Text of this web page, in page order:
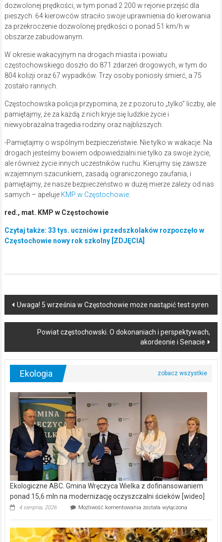
dozwolonej prędkości, w tym ponad 2 200 w rejonie przejść dla
pieszych. 64 kierowców straciło swoje uprawnienia do kierowania
za przekroczenie dozwolonej prędkości o ponad 51 km/h w
obszarze zabudowanym.
W okresie wakacyjnym na drogach miasta i powiatu
częstochowskiego doszło do 871 zdarzeń drogowych, w tym do
804 kolizji oraz 67 wypadków. Trzy osoby poniosły śmierć, a 75
zostało rannych.
Częstochowska policja przypomina, że z pozoru to „tylko” liczby, ale
pamiętajmy, że za każdą z nich kryje się ludzkie życie i
niewyobrażalna tragedia rodziny oraz najbliższych.
-Pamiętajmy o wspólnym bezpieczeństwie. Nie tylko w wakacje. Na
drogach jesteśmy bowiem odpowiedzialni nie tylko za swoje życie,
ale również życie innych uczestników ruchu. Kierujmy się zawsze
wzajemnym szacunkiem, zasadą ograniczonego zaufania, i
pamiętajmy, że nasze bezpieczeństwo w dużej mierze zależy od nas
samych – apeluje KMP w Częstochowie.
red., mat. KMP w Częstochowie
Czytaj także: 33 tys. uczniów i przedszkolaków rozpoczęło w
Częstochowie nowy rok szkolny [ZDJĘCIA]
Post
navigation
Uwaga! 5 września w Częstochowie może nastąpić test syren
Powiat częstochowski. O dokonaniach i perspektywach,
akordeonie i Senacie
Ekologia
Ekologiczne ABC. Gmina Wręczyca Wielka z dofinansowaniem
ponad 15,6 mln na modernizację oczyszczalni ścieków [wideo]
4 sierpnia, 2026 Możliwość komentowania Ekologiczne
Wręczyca
Wielka
została wyłączona